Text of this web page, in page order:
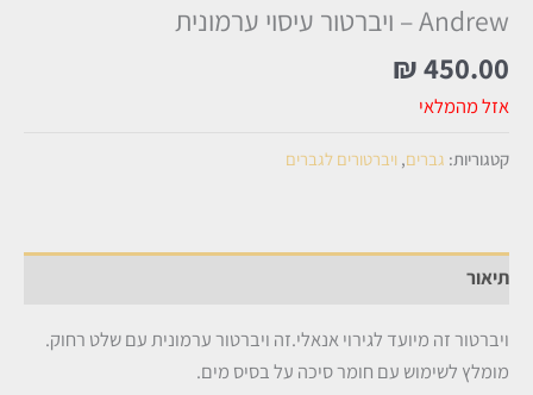
Andrew – ויברטור עיסוי ערמונית
₪450.00
אזל מהמלאי
קטגוריות: גברים, ויברטורים לגברים
תיאור
ויברטור זה מיועד לגירוי אנאלי.זה ויברטור ערמונית עם שלט רחוק.
מומלץ לשימוש עם חומר סיכה על בסיס מים.